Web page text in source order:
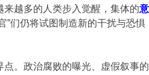
越多的人类步入觉醒，集体的
”们仍将试图制造新的干扰与恐
。政治腐败的曝光、虚假叙事